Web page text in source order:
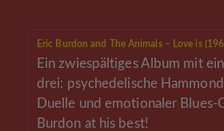
Eric Burdon and The Animals – Love is
Ein zwiespältiges Album mit
drei: psychedelische
Duelle und emotionaler Blues-
Burdon at his best!